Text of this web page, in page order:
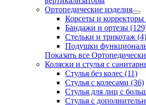
Ортопедические изделия
Корсеты и корректоры
Бандажи и ортезы
Стельки и трикотаж (4)
Подушки
Показать все
Коляски и стулья с
Стулья без колес (11)
Стулья с колесами (36)
Стулья для лиц с
Стулья с